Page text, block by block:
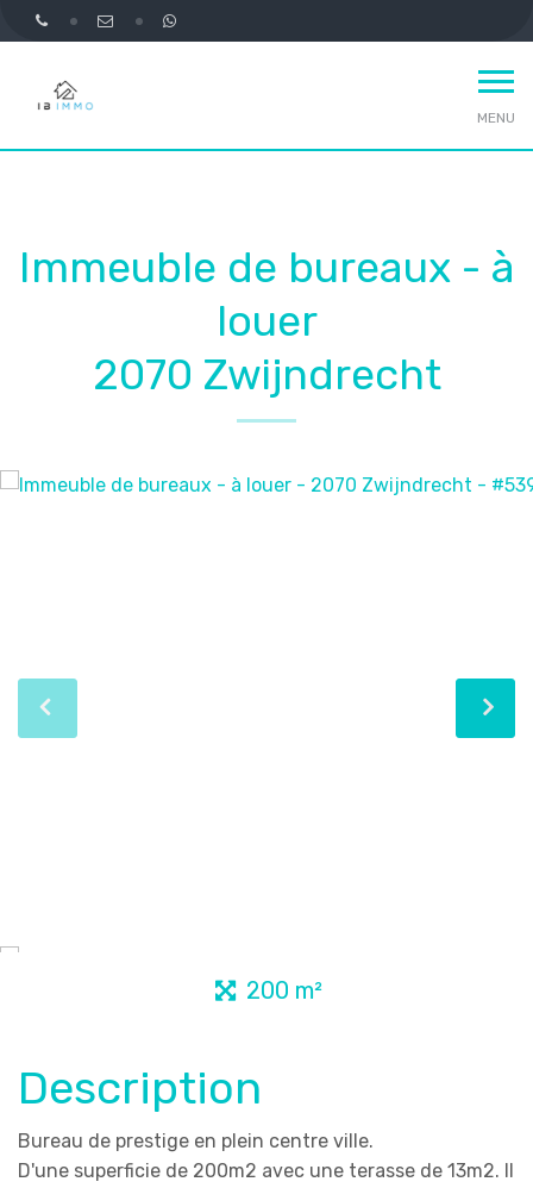
MENU
Immeuble de bureaux - à
louer
2070 Zwijndrecht
200 m²
Description
Bureau de prestige en plein centre ville.
D'une superficie de 200m2 avec une terasse de 13m2. Il